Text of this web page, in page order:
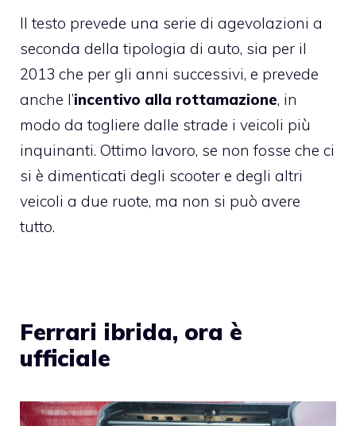
Il testo prevede una serie di agevolazioni a
seconda della tipologia di auto, sia per il
2013 che per gli anni successivi, e prevede
anche l’incentivo alla rottamazione, in
modo da togliere dalle strade i veicoli più
inquinanti. Ottimo lavoro, se non fosse che ci
si è dimenticati degli scooter e degli altri
veicoli a due ruote, ma non si può avere
tutto.
Ferrari ibrida, ora è
ufficiale